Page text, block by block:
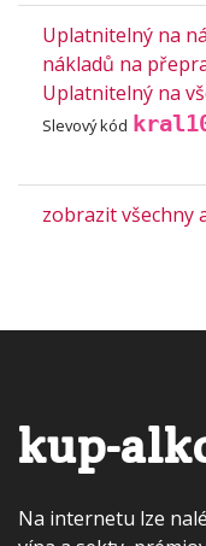
Uplatnitelný na
nákladů na
Uplatnitelný na
Slevový kód
zobrazit všechny
kup-
Na internetu lze